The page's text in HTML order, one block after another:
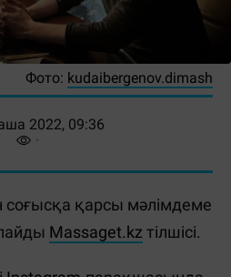
Фото: kudaibergenov.dimash
2022, 09:36
қарсы мәлімдеме
Massaget.kzтілшісі.